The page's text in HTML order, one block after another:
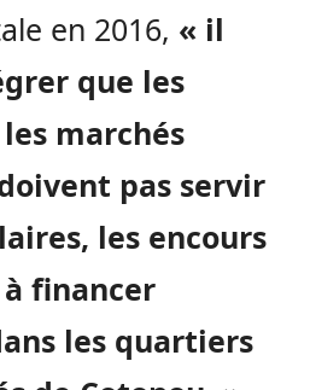
en 2016, « il
que les
marchés
pas servir
les encours
financer
les quartiers